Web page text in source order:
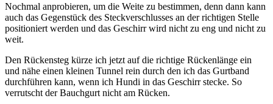
Nochmal anprobieren, um die Weite zu bestimmen, denn dann kann
auch das Gegenstück des Steckverschlusses an der richtigen Stelle
positioniert werden und das Geschirr wird nicht zu eng und nicht zu
weit.
Den Rückensteg kürze ich jetzt auf die richtige Rückenlänge ein
und nähe einen kleinen Tunnel rein durch den ich das Gurtband
durchführen kann, wenn ich Hundi in das Geschirr stecke. So
verrutscht der Bauchgurt nicht am Rücken.